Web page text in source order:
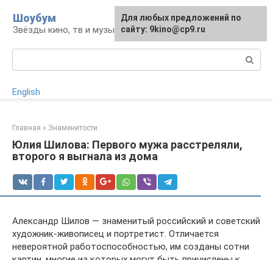
контенту
Шоубум
Звёзды кино, тв и музыки
English
Главная » Знаменитости
Юлия Шилова: Первого мужа расстреляли,
второго я выгнала из дома
Александр Шилов — знаменитый российский и советский
художник-живописец и портретист. Отличается
невероятной работоспособностью, им созданы сотни
Для любых предложений по
сайту: 9kino@cp9.ru